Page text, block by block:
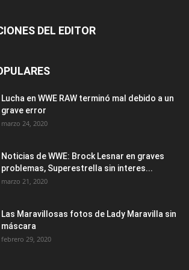
DEL EDITOR
Lucha en WWE RAW terminó mal debido a un
grave error
marzo 24, 2020
Noticias de WWE: Brock Lesnar en graves
problemas, Superestrella sin interes...
marzo 21, 2020
Las Maravillosas fotos de Lady Maravilla sin
máscara
febrero 29, 2020